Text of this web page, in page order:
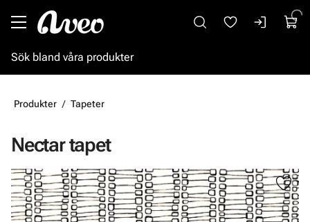
Produkter Tapeter
Nectar tapet
Hoppa över bilder